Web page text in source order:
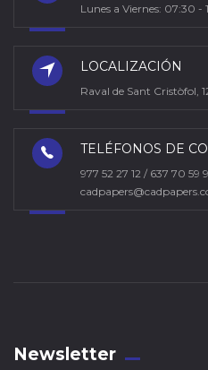
Lunes a Viernes: 07:30 -
LOCALIZACIÓN
Raval de Sant Cristòfol,
TELÉFONOS DE
977 52 27 12 / 637 70 59
Newsletter